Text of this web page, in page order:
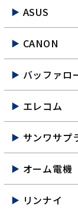
ASUS
CANON
バッファロ
エレコム
サンワサプ
オーム電機
リンナイ